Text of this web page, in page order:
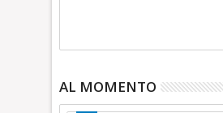
AL MOMENTO